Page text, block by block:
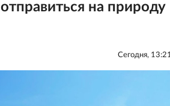
на природу
Сегодня, 13:21